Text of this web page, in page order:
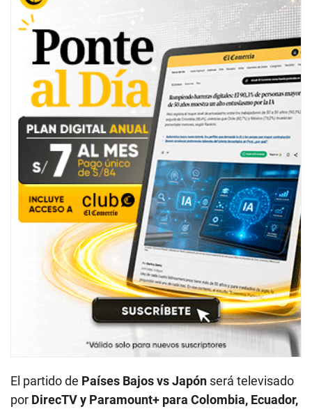
El partido de Países Bajos vs Japón será televisado
por DirecTV y Paramount+ para Colombia, Ecuador,